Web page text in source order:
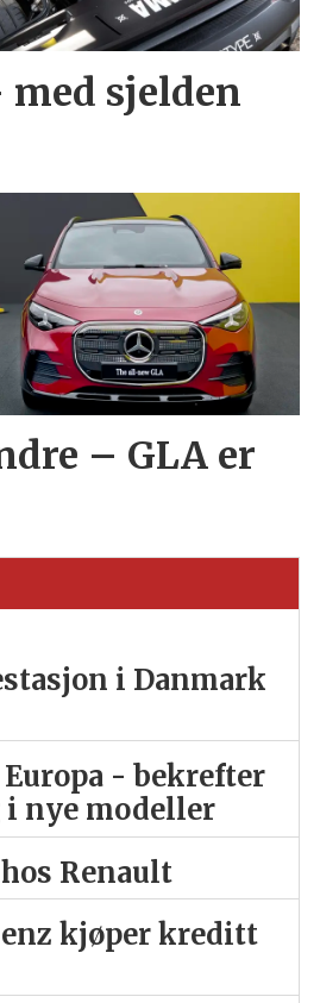
sjelden
– GLA er
i Danmark
- bekrefter
nye modeller
Renault
kjøper kreditt